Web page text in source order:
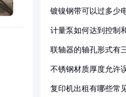
镀镍钢带可以过多少
计量泵如何达到控制
联轴器的轴孔形式有
不锈钢材质厚度允许
复印机出租有哪些常